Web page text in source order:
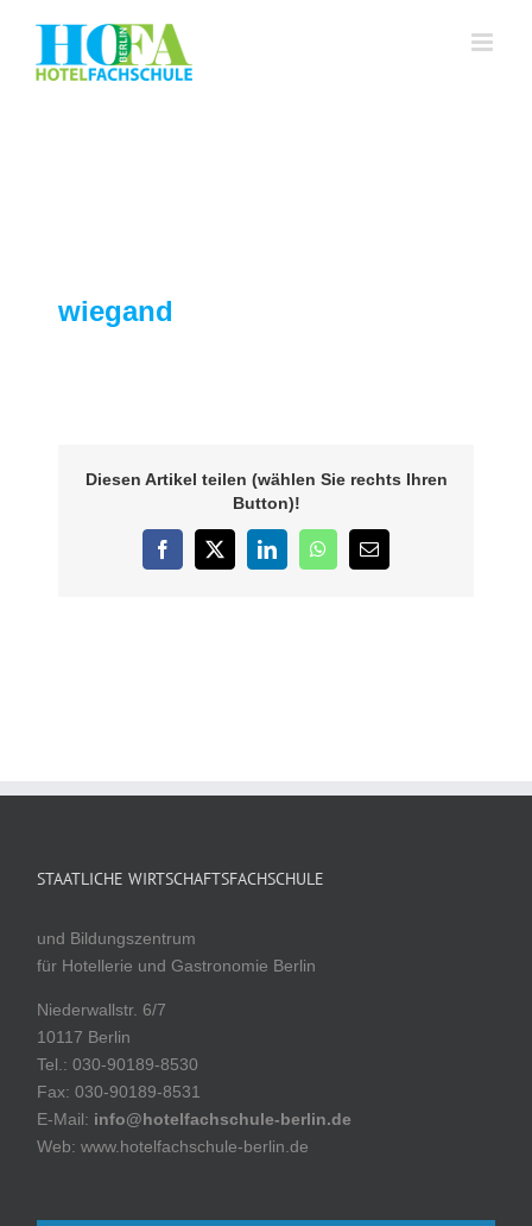
springen
wiegand
Diesen Artikel teilen (wählen Sie rechts Ihren
Button)!
Facebook
X LinkedInWhatsApp
E-
Mail
STAATLICHE WIRTSCHAFTSFACHSCHULE
und Bildungszentrum
für Hotellerie und Gastronomie Berlin
Niederwallstr. 6/7
10117 Berlin
Tel.: 030-90189-8530
Fax: 030-90189-8531
E-Mail: info@hotelfachschule-berlin.de
Web: www.hotelfachschule-berlin.de